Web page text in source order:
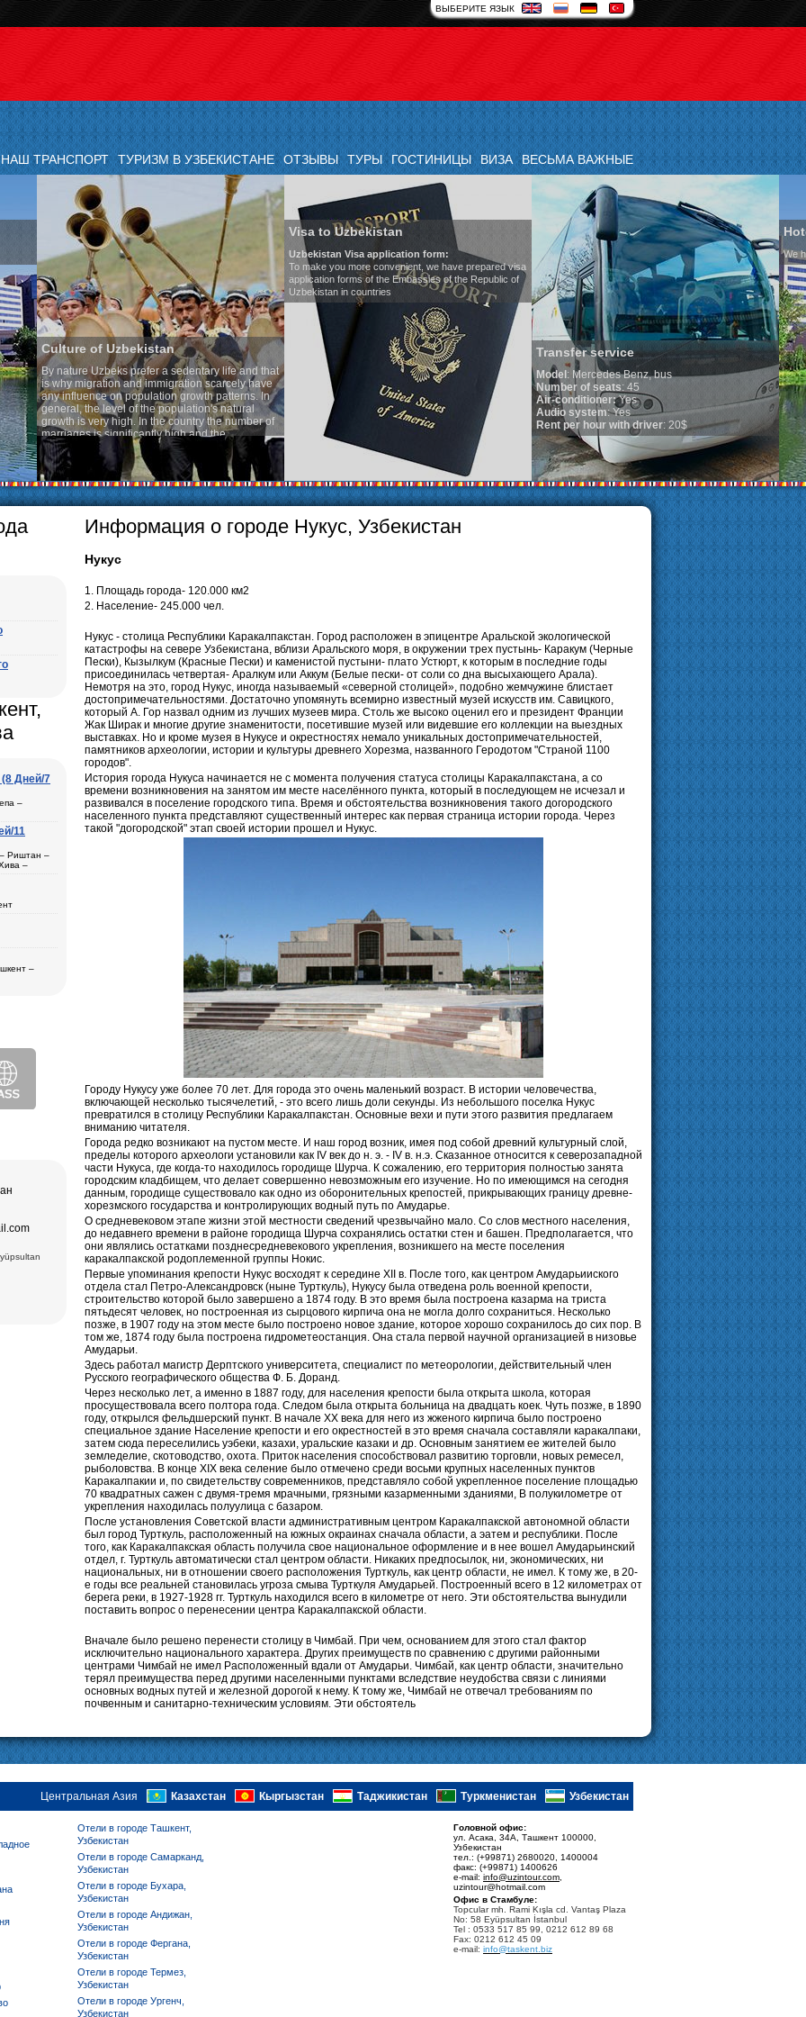
ВЫБЕРИТЕ ЯЗЫК
НАШ ТРАНСПОРТ ТУРИЗМ В УЗБЕКИСТАНЕ ОТЗЫВЫ ТУРЫ ГОСТИНИЦЫ ВИЗА ВЕСЬМА ВАЖНЫЕ
life and that
scarcely have
growth patterns. In
natural
the number of
and the
is one of the lowest
tradition, the
quite sacred.
in villages, is
Uzbek family has
Visa to Uzbekistan
Uzbekistan Visa application form:
To make you more convenient, we have prepared visa
application forms of the Embassies of the Republic of
Uzbekistan in countries
Transfer service
:Mercedes Benz, bus
Number of seats
Air-conditioner:
Audio system: Yes
Rent per hour with driver
Hotels in Uzbekistan
We have all hotels in Uzbekistan
(8 Дней/7
–
в
11
Риштан –
–
(3) –
Хива (1) –
и
в
и
Ташкент, и
(XIX в.);
су.
Медресе
Биби-
ковровая
вв.)
Мири
Заргарон
Ляби-
–
в
Информация о городе Нукус, Узбекистан
Нукус
1. Площадь города- 120.000 км2
2. Население- 245.000 чел.
Нукус - столица Республики Каракалпакстан. Город расположен в эпицентре Аральской экологической
катастрофы на севере Узбекистана, вблизи Аральского моря, в окружении трех пустынь- Каракум (Черные
Пески), Кызылкум (Красные Пески) и каменистой пустыни- плато Устюрт, к которым в последние годы
присоединилась четвертая- Аралкум или Аккум (Белые пески- от соли со дна высыхающего Арала).
Немотря на это, город Нукус, иногда называемый «северной столицей», подобно жемчужине блистает
достопримечательностями. Достаточно упомянуть всемирно известный музей искусств им. Савицкого,
который А. Гор назвал одним из лучших музеев мира. Столь же высоко оценил его и президент Франции
Жак Ширак и многие другие знаменитости, посетившие музей или видевшие его коллекции на выездных
выставках. Но и кроме музея в Нукусе и окрестностях немало уникальных достопримечательностей,
памятников археологии, истории и культуры древнего Хорезма, названного Геродотом "Страной 1100
городов".
История города Нукуса начинается не с момента получения статуса столицы Каракалпакстана, а со
времени возникновения на занятом им месте населённого пункта, который в последующем не исчезал и
развивался в поселение городского типа. Время и обстоятельства возникновения такого догородского
населенного пункта представляют существенный интерес как первая страница истории города. Через
такой "догородской" этап своей истории прошел и Нукус.
Городу Нукусу уже более 70 лет. Для города это очень маленький возраст. В истории человечества,
включающей несколько тысячелетий, - это всего лишь доли секунды. Из небольшого поселка Нукус
превратился в столицу Республики Каракалпакстан. Основные вехи и пути этого развития предлагаем
вниманию читателя.
Города редко возникают на пустом месте. И наш город возник, имея под собой древний культурный слой,
пределы которого археологи установили как IV век до н. э. - IV в. н.э. Сказанное относится к северозападной
части Нукуса, где когда-то находилось городище Шурча. К сожалению, его территория полностью занята
городским кладбищем, что делает совершенно невозможным его изучение. Но по имеющимся на сегодня
данным, городище существовало как одно из оборонительных крепостей, прикрывающих границу древне-
хорезмского государства и контролирующих водный путь по Амударье.
О средневековом этапе жизни этой местности сведений чрезвычайно мало. Со слов местного населения,
до недавнего времени в районе городища Шурча сохранялись остатки стен и башен. Предполагается, что
они являлись остатками позднесредневекового укрепления, возникшего на месте поселения
каракалпакской родоплеменной группы Нокис.
Первые упоминания крепости Нукус восходят к середине XII в. После того, как центром Амударьииского
отдела стал Петро-Александровск (ныне Турткуль), Нукусу была отведена роль военной крепости,
строительство которой было завершено а 1874 году. В это время была построена казарма на триста
пятьдесят человек, но построенная из сырцового кирпича она не могла долго сохраниться. Несколько
позже, в 1907 году на этом месте было построено новое здание, которое хорошо сохранилось до сих пор. В
том же, 1874 году была построена гидрометеостанция. Она стала первой научной организацией в низовье
Амударьи.
Здесь работал магистр Дерптского университета, специалист по метеорологии, действительный член
Русского географического общества Ф. Б. Доранд.
Через несколько лет, а именно в 1887 году, для населения крепости была открыта школа, которая
просуществовала всего полтора года. Следом была открыта больница на двадцать коек. Чуть позже, в 1890
году, открылся фельдшерский пункт. В начале XX века для него из жженого кирпича было построено
специальное здание Население крепости и его окрестностей в это время сначала составляли каракалпаки,
затем сюда переселились уэбеки, казахи, уральские казаки и др. Основным занятием ее жителей было
земледелие, скотоводство, охота. Приток населения способствовал развитию торговли, новых ремесел,
рыболовства. В конце XIX века селение было отмечено среди восьми крупных населенных пунктов
Каракалпакии и, по свидетельству современников, представляло собой укрепленное поселение площадью
70 квадратных сажен с двумя-тремя мрачными, грязными казарменными зданиями, В полукилометре от
укрепления находилась полуулица с базаром.
После установления Советской власти административным центром Каракалпакской автономной области
был город Турткуль, расположенный на южных окраинах сначала области, а эатем и республики. После
того, как Каракалпакская область получила свое национальное оформление и в нее вошел Амударьинский
отдел, г. Турткуль автоматически стал центром области. Никаких предпосылок, ни, экономических, ни
национальных, ни в отношении своего расположения Турткуль, как центр области, не имел. К тому же, в 20-
е годы все реальней становилась угроза смыва Турткуля Амударьей. Построенный всего в 12 километрах от
берега реки, в 1927-1928 гг. Турткуль находился всего в километре от него. Эти обстоятельства вынудили
поставить вопрос о перенесении центра Каракалпакской области.
Вначале было решено перенести столицу в Чимбай. При чем, основанием для этого стал фактор
исключительно национального характера. Других преимуществ по сравнению с другими районными
центрами Чимбай не имел Расположенный вдали от Амударьи. Чимбай, как центр области, значительно
терял преимущества перед другими населенными пунктами вследствие неудобства связи с линиями
основных водных путей и железной дорогой к нему. К тому же, Чимбай не отвечал требованиям по
почвенным и санитарно-техническим условиям. Эти обстоятель
Центральная Азия Казахстан Кыргызстан Таджикистан Туркменистан Узбекистан
Отели в городе Ташкент,
Узбекистан
Отели в городе Самарканд,
Узбекистан
Отели в городе Бухара,
Узбекистан
Отели в городе Андижан,
Узбекистан
Отели в городе Фергана,
Узбекистан
Отели в городе Термез,
Узбекистан
Отели в городе Ургенч,
Узбекистан
Головной офис:
ул. Асака, 34А, Ташкент 100000,
Узбекистан
тел.: (+99871) 2680020, 1400004
факс: (+99871) 1400626
e-mail: info@uzintour.com
uzintour@hotmail.com
Офис в Стамбуле:
Topcular mh. Rami Kışla cd. Vantaş Plaza
No: 58 Eyüpsultan İstanbul
Tel : 0533 517 85 99, 0212 612 89 68
Fax: 0212 612 45 09
e-mail: info@taskent.biz